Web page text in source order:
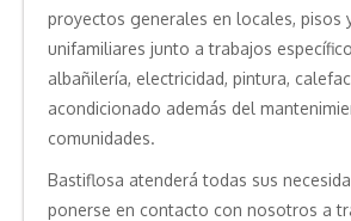
proyectos generales en locales, pisos
unifamiliares junto a trabajos
albañilería, electricidad, pintura,
acondicionado además del
comunidades.
Bastiflosa atenderá todas sus
ponerse en contacto con nosotros a